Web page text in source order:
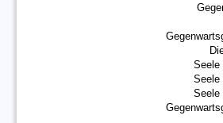
Seele
Seele
Seele